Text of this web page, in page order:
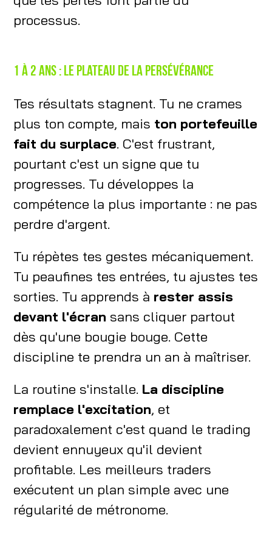
processus.
1 à 2 ans : le plateau de la persévérance
Tes résultats stagnent. Tu ne crames
plus ton compte, mais ton portefeuille
fait du surplace. C'est frustrant,
pourtant c'est un signe que tu
progresses. Tu développes la
compétence la plus importante : ne pas
perdre d'argent.
Tu répètes tes gestes mécaniquement.
Tu peaufines tes entrées, tu ajustes tes
sorties. Tu apprends à rester assis
devant l'écran sans cliquer partout
dès qu'une bougie bouge. Cette
discipline te prendra un an à maîtriser.
La routine s'installe. La discipline
remplace l'excitation, et
paradoxalement c'est quand le trading
devient ennuyeux qu'il devient
profitable. Les meilleurs traders
exécutent un plan simple avec une
régularité de métronome.